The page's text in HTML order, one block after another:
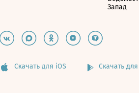
Запад
Скачать для iOS Скачать